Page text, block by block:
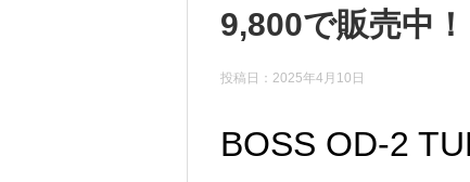
9,800で販売中！
投稿日：2025年4月10日
BOSS OD-2